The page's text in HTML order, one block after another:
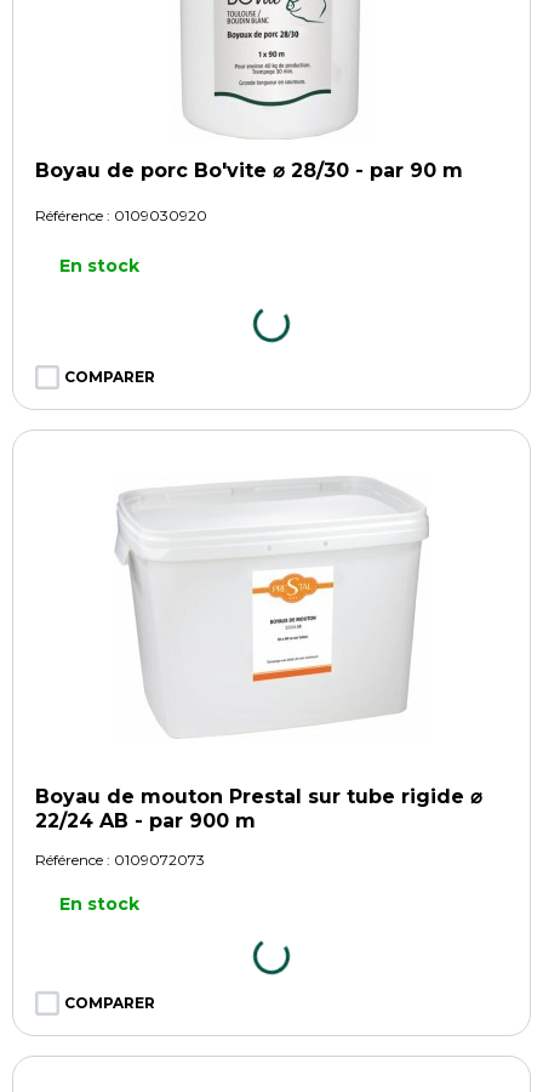
Boyau de porc Bo'vite ⌀ 28/30 - par 90 m
Référence : 0109030920
En stock
COMPARER
Boyau de mouton Prestal sur tube rigide ⌀
22/24 AB - par 900 m
Référence : 0109072073
En stock
COMPARER